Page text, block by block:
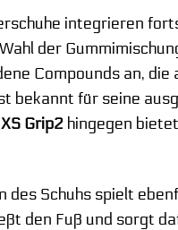
integrieren
der
Compounds an,
bekannt für seine
Grip2 hingegen
des Schuhs spielt
den Fuß und sorgt